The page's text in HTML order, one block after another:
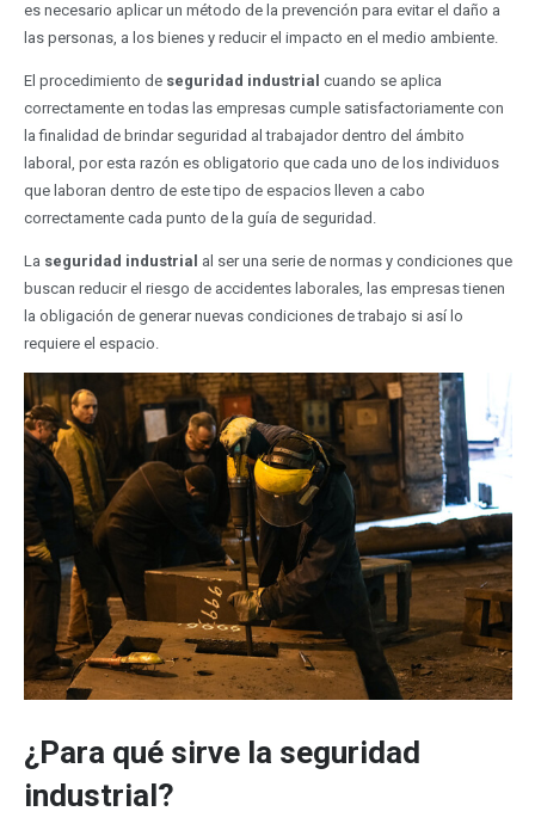
es necesario aplicar un método de la prevención para evitar el daño a
las personas, a los bienes y reducir el impacto en el medio ambiente.
El procedimiento deseguridad industrial cuando se aplica
correctamente en todas las empresas cumple satisfactoriamente con
la finalidad de brindar seguridad al trabajador dentro del ámbito
laboral, por esta razón es obligatorio que cada uno de los individuos
que laboran dentro de este tipo de espacios lleven a cabo
correctamente cada punto de la guía de seguridad.
La seguridad industrial al ser una serie de normas y condiciones que
buscan reducir el riesgo de accidentes laborales, las empresas tienen
la obligación de generar nuevas condiciones de trabajo si así lo
requiere el espacio.
¿Para qué sirve la seguridad
industrial?